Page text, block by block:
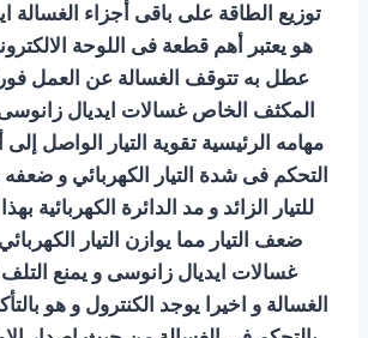
توزيع الطاقة على باقى أجزاء الغسالة
هو يعتبر أهم قطعة فى اللوحة
عطل به تتوقف الغسالة عن العمل
المكثف الخاص غسالات ايديال
مهامه الرئيسية تقوية التيار الواصل إلى
التحكم فى شدة التيار الكهربائي و
للتيار الزائد و مد الدائرة الكهربائية
ضعف التيار مما يوازن التيار
غسالات ايديال زانوسى و يمنع التلف
الغسالة و اخيرا يوجد الكنترول و هو